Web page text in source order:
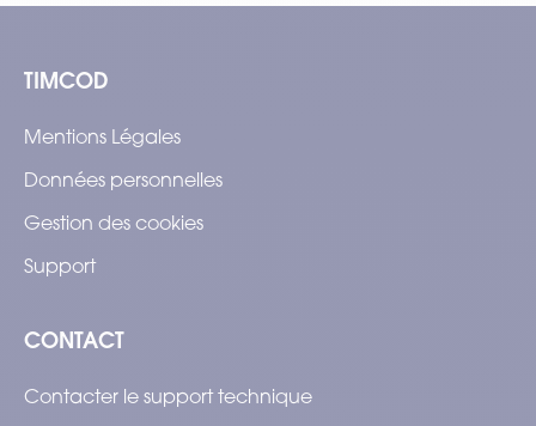
TIMCOD
Mentions Légales
Données personnelles
Gestion des cookies
Support
CONTACT
Contacter le support technique